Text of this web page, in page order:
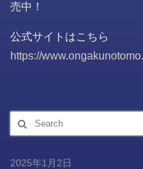
売中！
公式サイトはこちら
https://
Search
for:
2025年1月2日